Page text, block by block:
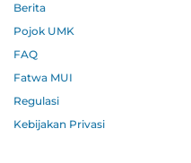
Berita
Pojok UMK
FAQ
Fatwa MUI
Regulasi
Kebijakan Privasi